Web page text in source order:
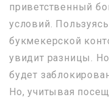
приветственный
условий.
букмекерской
увидит разницы.
будет
Но, учитывая